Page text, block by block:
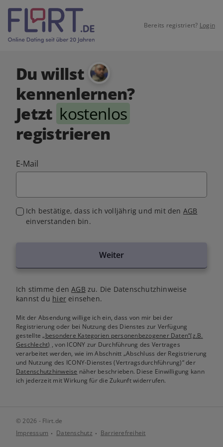
Bereits registriert? Login
Du willst
kennenlernen?
Jetzt kostenlos
registrieren
E-Mail
Ich bestätige, dass ich volljährig und mit den AGB
einverstanden bin.
Weiter
Ich stimme denAGB zu. Die Datenschutzhinweise
kannst du hiereinsehen.
Mit der Absendung willige ich ein, dass von mir bei der
Registrierung oder bei Nutzung des Dienstes zur Verfügung
gestellte„besondere Kategorien personenbezogener Daten“(z.B.
Geschlecht) , von ICONY zur Durchführung des Vertrages
verarbeitet werden, wie im Abschnitt „Abschluss der Registrierung
und Nutzung des ICONY-Dienstes (Vertragsdurchführung)“ der
Datenschutzhinweise näher beschrieben. Diese Einwilligung kann
ich jederzeit mit Wirkung für die Zukunft widerrufen.
© 2026 - Flirt.de
Impressum
Datenschutz Barrierefreiheit